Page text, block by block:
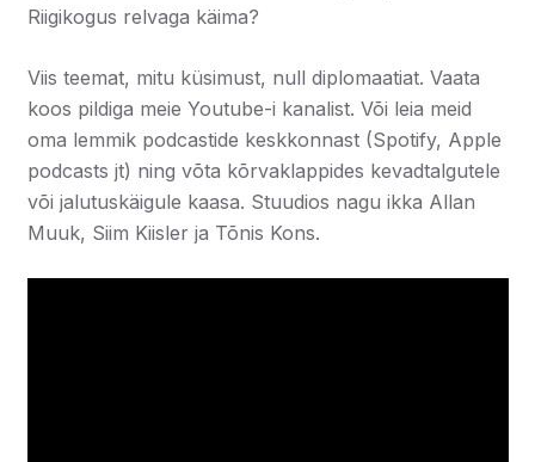
Riigikogus relvaga käima?
Viis teemat, mitu küsimust, null diplomaatiat. Vaata
koos pildiga meie Youtube-i kanalist. Või leia meid
oma lemmik podcastide keskkonnast (Spotify, Apple
podcasts jt) ning võta kõrvaklappides kevadtalgutele
või jalutuskäigule kaasa. Stuudios nagu ikka Allan
Muuk, Siim Kiisler ja Tõnis Kons.